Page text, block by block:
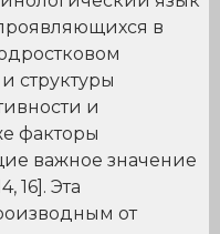
в
структуры
и
факторы
важное значение
16]. Эта
от